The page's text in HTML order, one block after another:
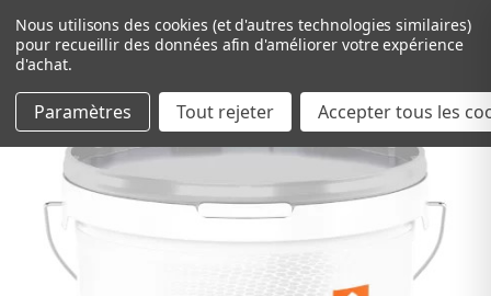
Passer au contenu principal
Nous utilisons des cookies (et d'autres technologies similaires)
pour recueillir des données afin d'améliorer votre expérience
d'achat.
Paramètres Tout rejeter Accepter tous les